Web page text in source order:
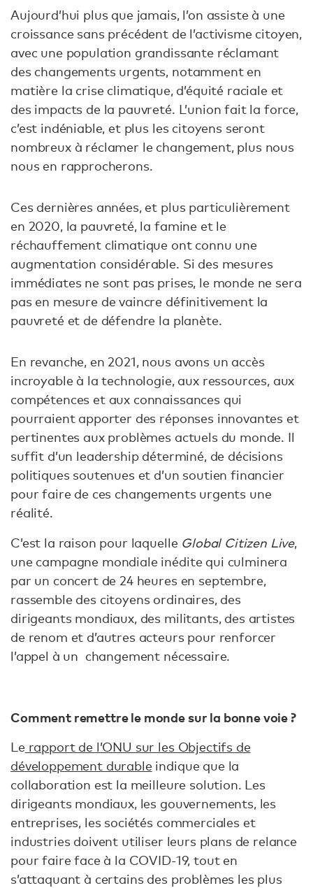
Aujourd’hui plus que jamais, l’on assiste à une
croissance sans précédent de l’activisme citoyen,
avec une population grandissante réclamant
des changements urgents, notamment en
matière la crise climatique, d’équité raciale et
des impacts de la pauvreté. L’union fait la force,
c’est indéniable, et plus les citoyens seront
nombreux à réclamer le changement, plus nous
nous en rapprocherons.
Ces dernières années, et plus particulièrement
en 2020, la pauvreté, la famine et le
réchauffement climatique ont connu une
augmentation considérable. Si des mesures
immédiates ne sont pas prises, le monde ne sera
pas en mesure de vaincre définitivement la
pauvreté et de défendre la planète.
En revanche, en 2021, nous avons un accès
incroyable à la technologie, aux ressources, aux
compétences et aux connaissances qui
pourraient apporter des réponses innovantes et
pertinentes aux problèmes actuels du monde. Il
suffit d’un leadership déterminé, de décisions
politiques soutenues et d’un soutien financier
pour faire de ces changements urgents une
réalité.
C’est la raison pour laquelle Global Citizen Live,
une campagne mondiale inédite qui culminera
par un concert de 24 heures en septembre,
rassemble des citoyens ordinaires, des
dirigeants mondiaux, des militants, des artistes
de renom et d’autres acteurs pour renforcer
l’appel à un changement nécessaire.
Comment remettre le monde sur la bonne voie ?
Lerapport de l’ONU sur les Objectifs de
développement durableindique que la
collaboration est la meilleure solution. Les
dirigeants mondiaux, les gouvernements, les
entreprises, les sociétés commerciales et
industries doivent utiliser leurs plans de relance
pour faire face à la COVID-19, tout en
s’attaquant à certains des problèmes les plus